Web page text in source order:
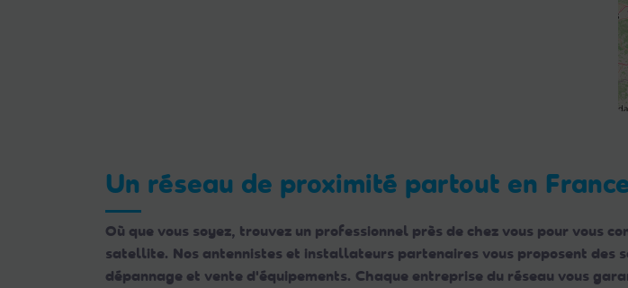
Un réseau de proximité partout en
Où que vous soyez, trouvez un professionnel près de chez vous pour
satellite. Nos antennistes et installateurs partenaires vous proposent
dépannage et vente d'équipements. Chaque entreprise du réseau vous